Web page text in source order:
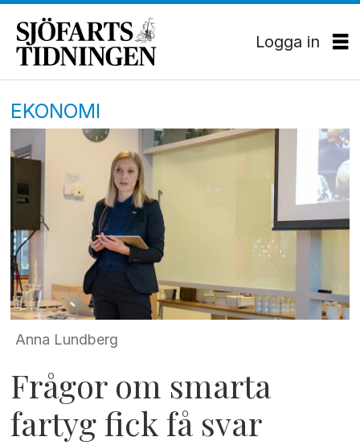
Logga in
EKONOMI
Anna Lundberg
Frågor om smarta
fartyg fick få svar